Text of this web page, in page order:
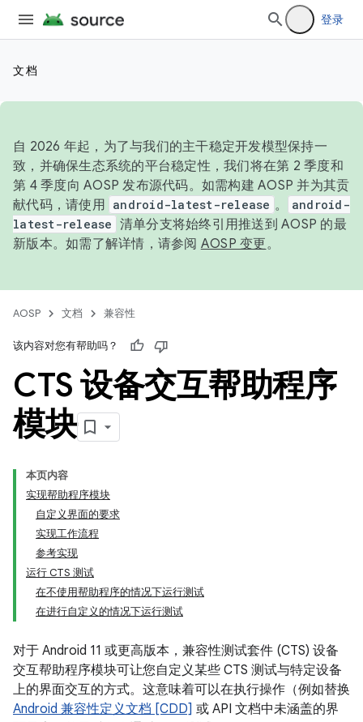
登录
文档
自 2026 年起，为了与我们的主干稳定开发模型保持一
致，并确保生态系统的平台稳定性，我们将在第 2 季度和
第 4 季度向 AOSP 发布源代码。如需构建 AOSP 并为其贡
献代码，请使用 android-latest-release 。
android-
latest-release 清单分支将始终引用推送到 AOSP 的最
新版本。如需了解详情，请参阅 AOSP 变更。
AOSP 文档 兼容性
该内容对您有帮助吗？
CTS 设备交互帮助程序
模块
本页内容
实现帮助程序模块
自定义界面的要求
实现工作流程
参考实现
运行 CTS 测试
在不使用帮助程序的情况下运行测试
在进行自定义的情况下运行测试
对于 Android 11 或更高版本，兼容性测试套件 (CTS) 设备
交互帮助程序模块可让您自定义某些 CTS 测试与特定设备
上的界面交互的方式。这意味着可以在执行操作（例如替换
Android 兼容性定义文档 [CDD] 或 API 文档中未涵盖的界